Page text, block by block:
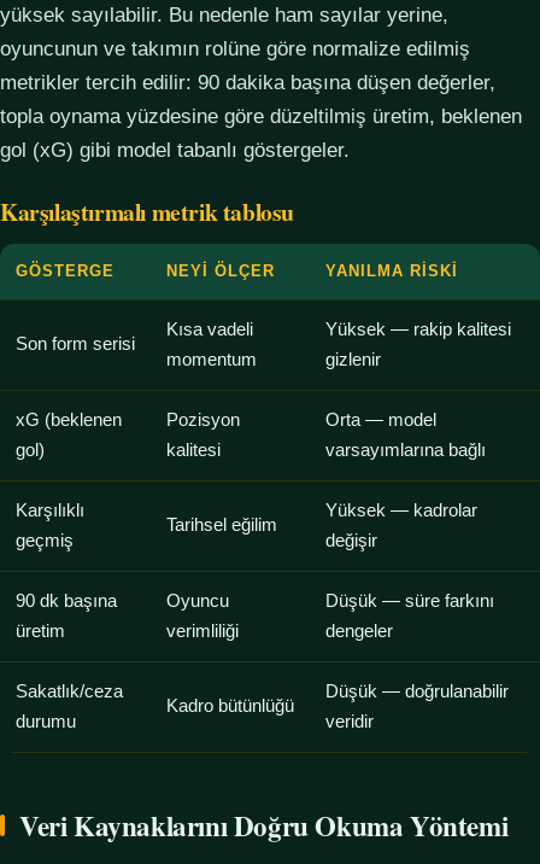
yüksek sayılabilir. Bu nedenle ham sayılar yerine,
oyuncunun ve takımın rolüne göre normalize edilmiş
metrikler tercih edilir: 90 dakika başına düşen değerler,
topla oynama yüzdesine göre düzeltilmiş üretim, beklenen
gol (xG) gibi model tabanlı göstergeler.
Karşılaştırmalı metrik tablosu
GÖSTERGE NEYI ÖLÇER YANILMA RISKI
Son form serisi
Kısa vadeli
momentum
Yüksek — rakip kalitesi
gizlenir
xG (beklenen
gol)
Pozisyon
kalitesi
Orta — model
varsayımlarına bağlı
Karşılıklı
geçmiş
Tarihsel eğilim
Yüksek — kadrolar
değişir
90 dk başına
üretim
Oyuncu
verimliliği
Düşük — süre farkını
dengeler
Sakatlık/ceza
durumu
Kadro bütünlüğü
Düşük — doğrulanabilir
veridir
Veri Kaynaklarını Doğru Okuma Yöntemi